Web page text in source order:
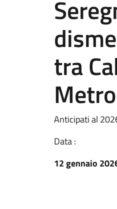
tra
Anticipati al
Data :
12 gennaio